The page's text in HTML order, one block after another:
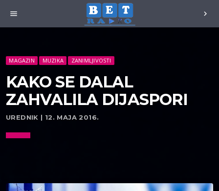
menu chevron_right
MAGAZIN MUZIKA ZANIMLJIVOSTI
KAKO SE DALAL
ZAHVALILA DIJASPORI
UREDNIK | 12. MAJA 2016.